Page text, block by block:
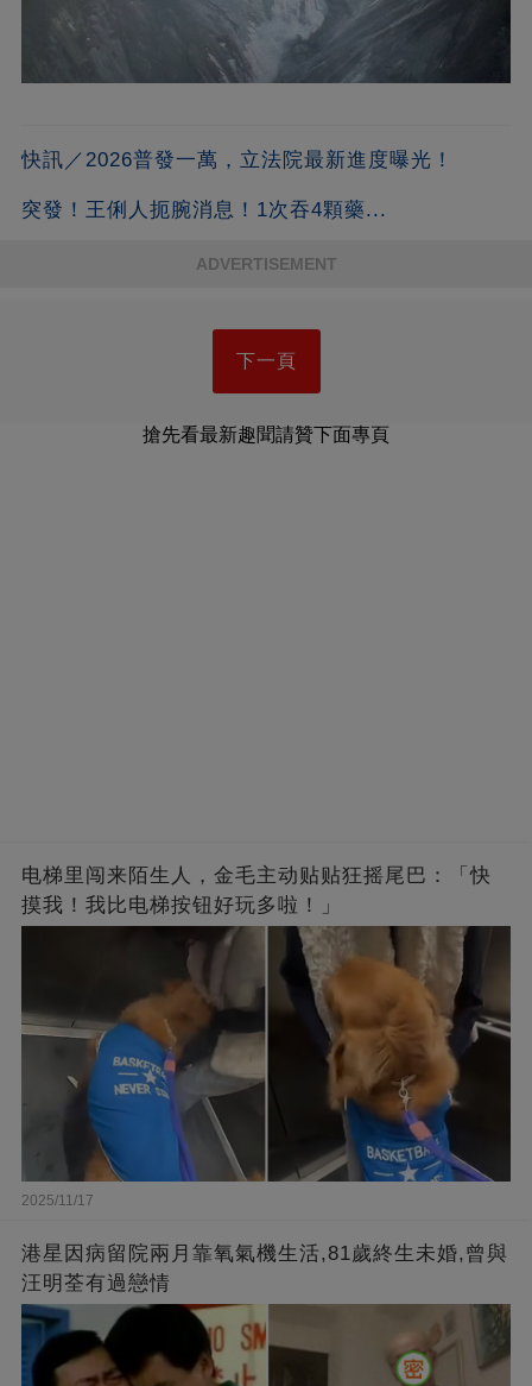
快訊／2026普發一萬，立法院最新進度曝光！
突發！王俐人扼腕消息！1次吞4顆藥...
ADVERTISEMENT
下一頁
搶先看最新趣聞請贊下面專頁
电梯里闯来陌生人，金毛主动贴贴狂摇尾巴：「快
摸我！我比电梯按钮好玩多啦！」
2025/11/17
港星因病留院兩月靠氧氣機生活,81歲終生未婚,曾與
汪明荃有過戀情